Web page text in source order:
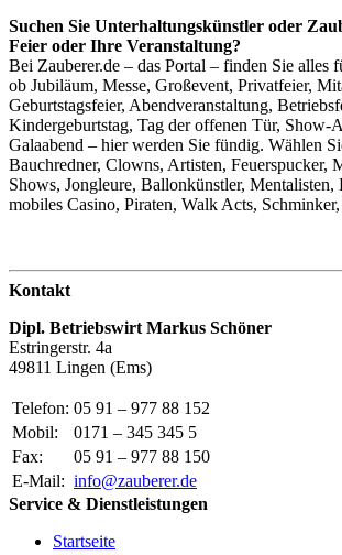
Suchen Sie Unterhaltungskünstler oder
Feier oder Ihre Veranstaltung?
Bei Zauberer.de – das Portal – finden Sie alles
ob Jubiläum, Messe, Großevent, Privatfeier,
Geburtstagsfeier, Abendveranstaltung,
Kindergeburtstag, Tag der offenen Tür, Show-
Galaabend – hier werden Sie fündig. Wählen
Bauchredner, Clowns, Artisten, Feuerspucker,
Shows, Jongleure, Ballonkünstler, Mentalisten,
mobiles Casino, Piraten, Walk Acts,
Kontakt
Dipl. Betriebswirt Markus Schöner
Estringerstr. 4a
49811 Lingen (Ems)
Telefon: 05 91 – 977 88 152
Mobil:
0171 – 345 345 5
Fax:
05 91 – 977 88 150
E-Mail: info@zauberer.de
Service & Dienstleistungen
Startseite